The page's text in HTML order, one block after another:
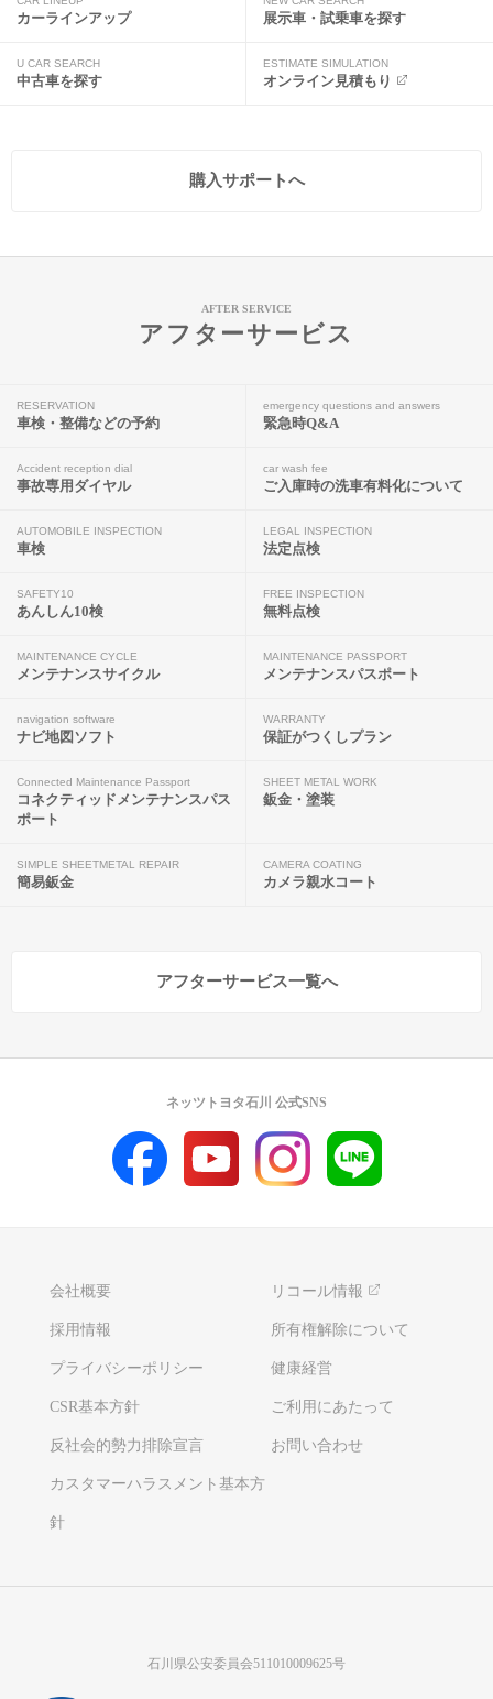
カーラインアップ 展示車・試乗車を探す
U CAR SEARCH
中古車を探す
ESTIMATE SIMULATION
オンライン見積もり
購入サポートへ
AFTER SERVICE
アフターサービス
RESERVATION
車検・整備などの予約
emergency questions and answers
緊急時Q&A
Accident reception dial
事故専用ダイヤル
car wash fee
ご入庫時の洗車有料化について
AUTOMOBILE INSPECTION
車検
LEGAL INSPECTION
法定点検
SAFETY10
あんしん10検
FREE INSPECTION
無料点検
MAINTENANCE CYCLE
メンテナンスサイクル
MAINTENANCE PASSPORT
メンテナンスパスポート
navigation software
ナビ地図ソフト
WARRANTY
保証がつくしプラン
Connected Maintenance Passport
コネクティッドメンテナンスパス
ポート
SHEET METAL WORK
鈑金・塗装
SIMPLE SHEETMETAL REPAIR
簡易鈑金
CAMERA COATING
カメラ親水コート
アフターサービス一覧へ
会社概要 リコール情報
採用情報 所有権解除について
プライバシーポリシー 健康経営
CSR基本方針 ご利用にあたって
反社会的勢力排除宣言 お問い合わせ
カスタマーハラスメント基本方
針
ネッツトヨタ石川 公式SNS
石川県公安委員会511010009625号